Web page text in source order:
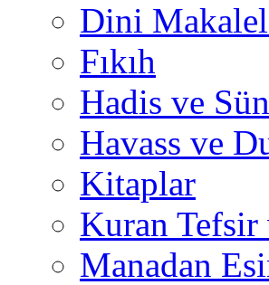
Dini
Fıkıh
Hadis ve
Havass ve
Kitaplar
Kuran Tefsir
Manadan